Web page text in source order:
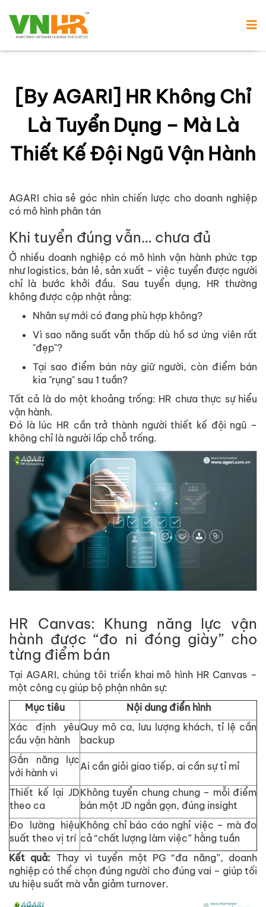
[By AGARI] HR Không Chỉ
Là Tuyển Dụng – Mà Là
Thiết Kế Đội Ngũ Vận Hành
AGARI chia sẻ góc nhìn chiến lược cho doanh nghiệp
có mô hình phân tán
Khi tuyển đúng vẫn… chưa đủ
Ở nhiều doanh nghiệp có mô hình vận hành phức tạp
như logistics, bán l ẻ, sản xuất – việc tuyển được người
chỉ là bước khởi đầu. Sau tuyển dụng, HR thường
không được cập nhật rằng:
Nhân sựmới có đang phù hợp không?
Vì sao năng suất vẫn thấp dù hồsơ ứng viên rất
"đẹp"?
Tại sao điểm bán này giữngười, còn điểm bán
kia "rụng" sau 1 tuần?
Tất cả là do một khoảng trống: HR chưa thực sựhiểu
vận hành.
Đó là lúc HR cần trở thành người thiết kế đội ngũ –
không chỉ là người l ấp chỗ trống.
HR Canvas: Khung năng lực vận
hành được “đo ni đóng giày” cho
từng điểm bán
Tại AGARI, chúng tôi triển khai mô hình HR Canvas –
một công cụ giúp bộ phận nhân sự:
Mục tiêu Nội dung điển hình
Xác định yêu
cầu vận hành
Quy mô ca, lưu lượng khách, tỉ lệ cần
backup
Gắn năng lực
với hành vi
Ai cần giỏi giao tiếp, ai cần sựtỉ mỉ
Thiết kế lại JD
theo ca
Không tuyển chung chung – mỗi điểm
bán một JD ngắn gọn, đúng insight
Đo lường hiệu
suất theo vị trí
Không chỉbáo cáo nghỉ việc – mà đo
cả“chất lượng làm việc” hằng tuần
Kết quả: Thay vì tuyển một PG “đa năng”, doanh
nghiệp có thể chọn đúng người cho đúng vai – giúp tối
ưu hiệu suất mà vẫn giảm turnover.